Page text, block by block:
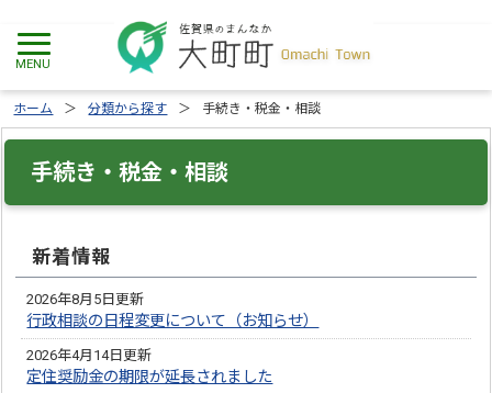
ホーム 分類から探す 手続き・税金・相談
手続き・税金・相談
新着情報
2026年8月5日更新
行政相談の日程変更について（お知らせ）
2026年4月14日更新
定住奨励金の期限が延長されました